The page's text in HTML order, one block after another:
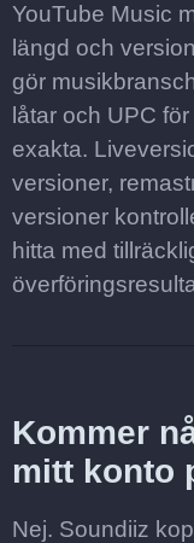
YouTube Music
längd och
gör
låtar och UPC
exakta.
versioner,
versioner
hitta med
Kommer
mitt konto
Nej. Soundiiz